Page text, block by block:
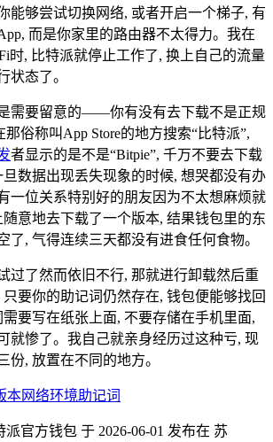
能够尝试切换网络, 或者开启一个梯子, 有
而是你家里的路由器不太得力。我在
时, 比特派就停止工作了, 换上自己的流量
状态了。
需要留意的——你有没有去下载不是正规
俗称叫App Store的地方搜索“比特派”,
者显示的是不是“Bitpie”, 千万不要去下载
数据出现丢失现象的时候, 想哭都没有办
一位关系特别好的朋友因为不太想麻烦就
意地去下载了一个版本, 结果钱包里的东
了, 气得连续三天都没有进食任何食物。
过了然而依旧不行, 那就进行卸载然后重
要你的助记词仍然存在, 钱包便能够找回
要写在纸张上面, 不要存储在手机里面,
就惨了。我自己就亲身经历过这种亏, 现
份, 放置在不同的地方。
本网络环境助记词
派官方钱包 于 2026-06-01 发布在 苏